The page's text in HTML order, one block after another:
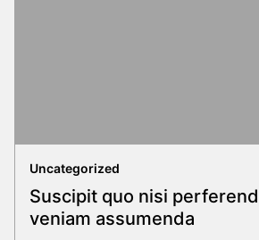
Uncategorized
Suscipit quo nisi
veniam assumenda